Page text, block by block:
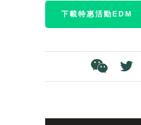
下載特惠活動EDM